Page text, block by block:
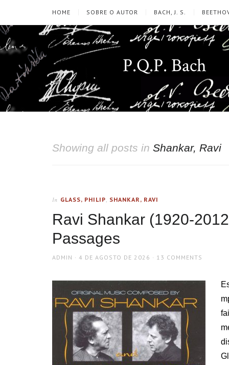
HOME SOBRE O AUTOR BACH, J. S.
P.Q.P. Bach
Showing all posts in Shankar, Ravi
In GLASS, PHILIP SHANKAR, RAVI
Ravi Shankar (1920-
Passages
AUTHOR
ADMIN
POSTED
4 DE AGOSTO DE 2026 13 COMMENTS